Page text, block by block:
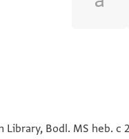
Library, Bodl. MS heb.